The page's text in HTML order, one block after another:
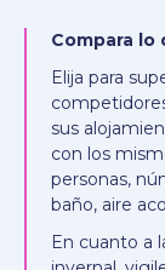
Compara lo
Elija para
sus
con los
personas,
baño, aire
En cuanto a